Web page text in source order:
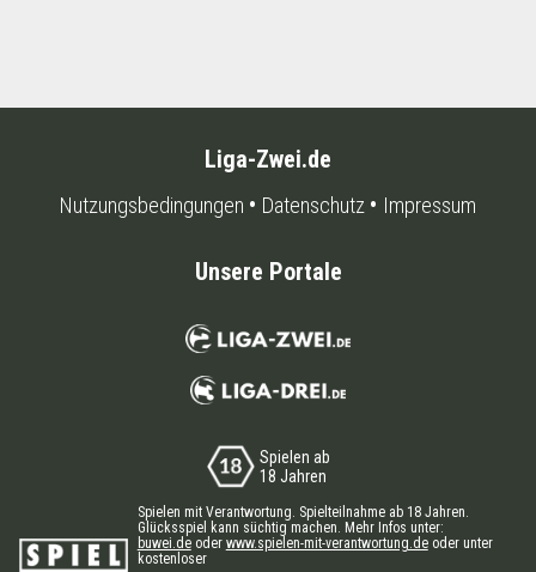
Liga-Zwei.de
Nutzungsbedingungen Datenschutz Impressum
Unsere Portale
Spielen ab
18 Jahren
Spielen mit Verantwortung. Spielteilnahme ab 18 Jahren.
Glücksspiel kann süchtig machen. Mehr Infos unter:
buwei.deoder www.spielen-mit-verantwortung.deoder unter
kostenloser